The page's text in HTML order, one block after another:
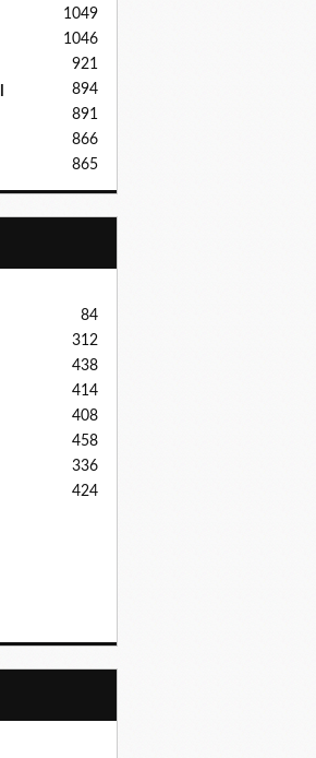
1049
1046
921
894
891
866
865
84
312
438
414
408
458
336
424